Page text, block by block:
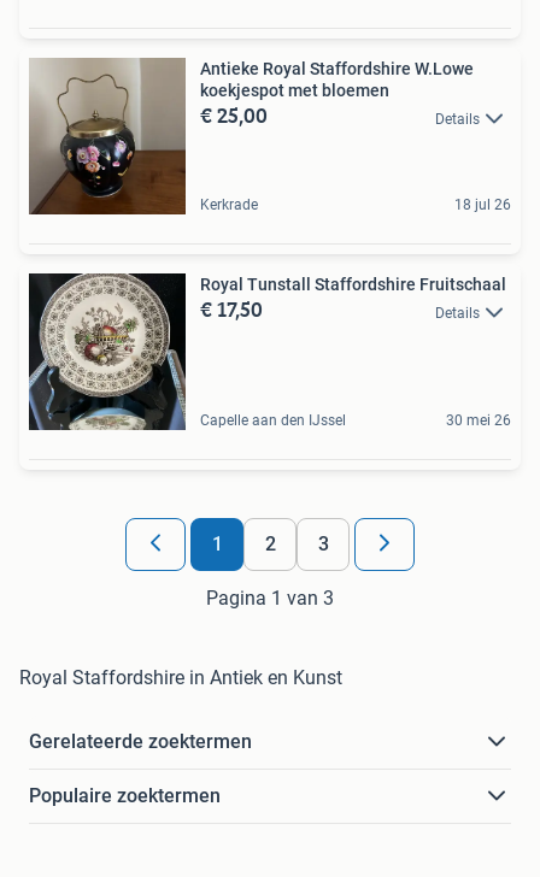
Antieke Royal Staffordshire W.Lowe
koekjespot met bloemen
€ 25,00 Details
Kerkrade 18 jul 26
Royal Tunstall Staffordshire Fruitschaal
€ 17,50 Details
Capelle aan den IJssel 30 mei 26
1 2 3
Pagina 1 van 3
Royal Staffordshire in Antiek en Kunst
Gerelateerde zoektermen
Populaire zoektermen